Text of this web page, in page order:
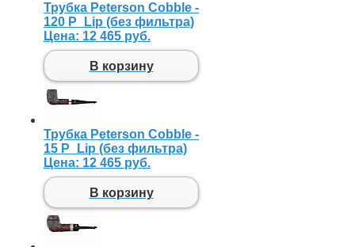
Трубка Peterson Cobble -
120 P_Lip (без фильтра)
Цена: 12 465 руб.
В корзину
Трубка Peterson Cobble -
15 P_Lip (без фильтра)
Цена: 12 465 руб.
В корзину